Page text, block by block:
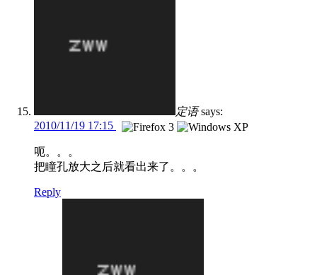
定语 says:
2010/11/19 17:15
呃。。。
把瞳孔放大之后就看出来了。。。
Reply